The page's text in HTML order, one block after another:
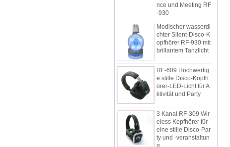
-930
chter Silent-Disco-K
opfhörer RF-930 mit
brillantem Tanzlicht
e stille Disco-Kopfh
örer-LED-Licht für A
ktivität und Party
eless Kopfhörer für
eine stille Disco-Par
ty und -veranstaltun
g